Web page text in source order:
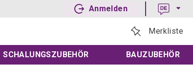
SCHALUNGSZUBEHÖR BAUZUBEHÖR
Anmelden
Merkliste